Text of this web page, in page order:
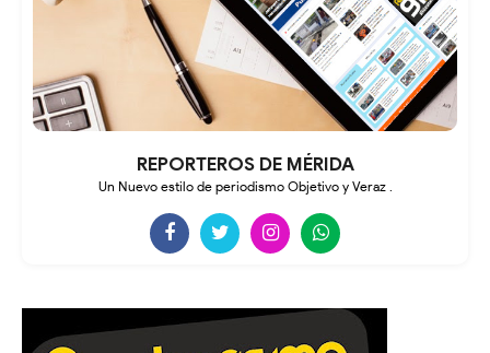
REPORTEROS DE MÉRIDA
Un Nuevo estilo de periodismo Objetivo y Veraz .